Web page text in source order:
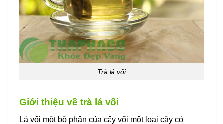
Trà lá vối
Giới thiệu về trà lá vối
Lá vối một bộ phận của cây vối một loại cây có